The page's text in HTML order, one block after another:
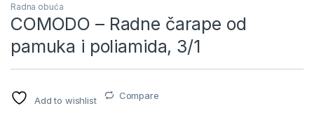
Radna obuća
COMODO – Radne čarape od
pamuka i poliamida, 3/1
Add to wishlist Compare